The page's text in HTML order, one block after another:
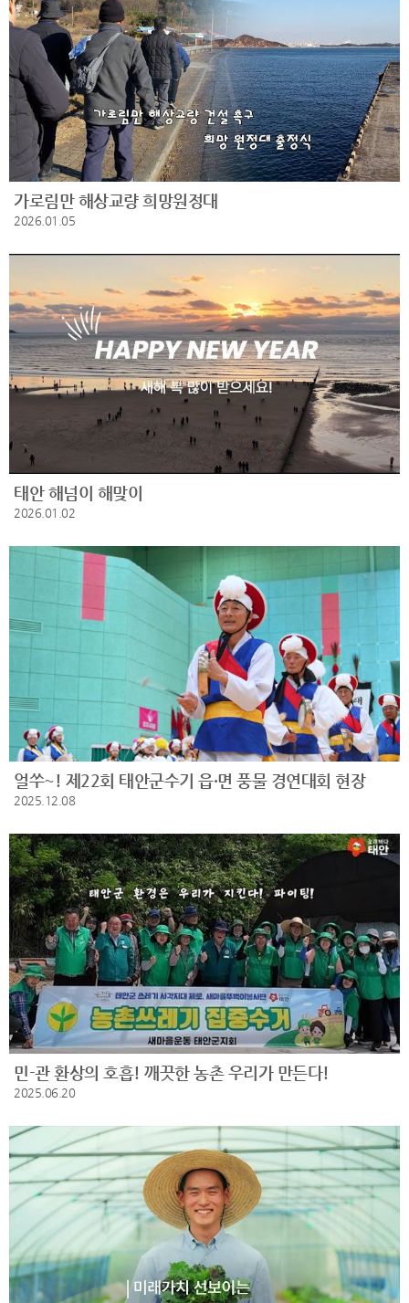
가로림만 해상교량 희망원정대
2026.01.05
태안 해넘이 해맞이
2026.01.02
얼쑤~! 제22회 태안군수기 읍·면 풍물 경연대회 현장
2025.12.08
민-관 환상의 호흡! 깨끗한 농촌 우리가 만든다!
2025.06.20